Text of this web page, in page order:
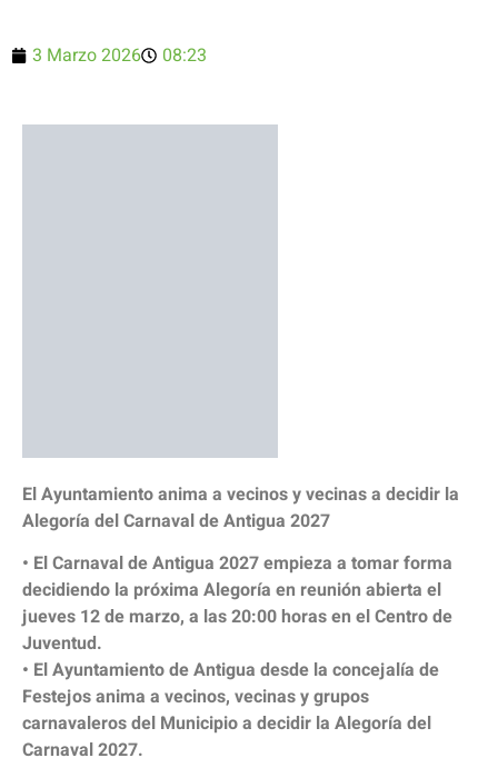
3 Marzo 2026 08:23
El Ayuntamiento anima a vecinos y vecinas a decidir la
Alegoría del Carnaval de Antigua 2027
• El Carnaval de Antigua 2027 empieza a tomar forma
decidiendo la próxima Alegoría en reunión abierta el
jueves 12 de marzo, a las 20:00 horas en el Centro de
Juventud.
• El Ayuntamiento de Antigua desde la concejalía de
Festejos anima a vecinos, vecinas y grupos
carnavaleros del Municipio a decidir la Alegoría del
Carnaval 2027.